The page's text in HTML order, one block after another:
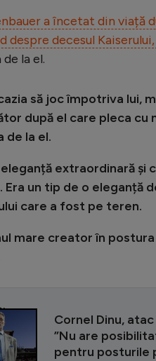
a încetat din viață
despre decesul Kaiserului,
la el.
să joc împotriva lui,
după el care pleca
de la el.
extraordinară și
Era un tip de o eleganță
care a fost pe teren.
mare creator în
Cornel Dinu,
”Nu are
pentru posturile